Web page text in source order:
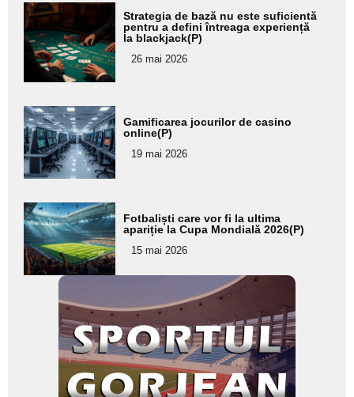
Adaugă
aici textul
pentru
subtitlu
Strategia de bază nu este suficientă
pentru a defini întreaga experiență
la blackjack(P)
26 mai 2026
Adaugă
aici textul
pentru
subtitlu
Gamificarea jocurilor de casino
online(P)
19 mai 2026
Adaugă
aici textul
pentru
subtitlu
Fotbaliști care vor fi la ultima
apariție la Cupa Mondială 2026(P)
15 mai 2026